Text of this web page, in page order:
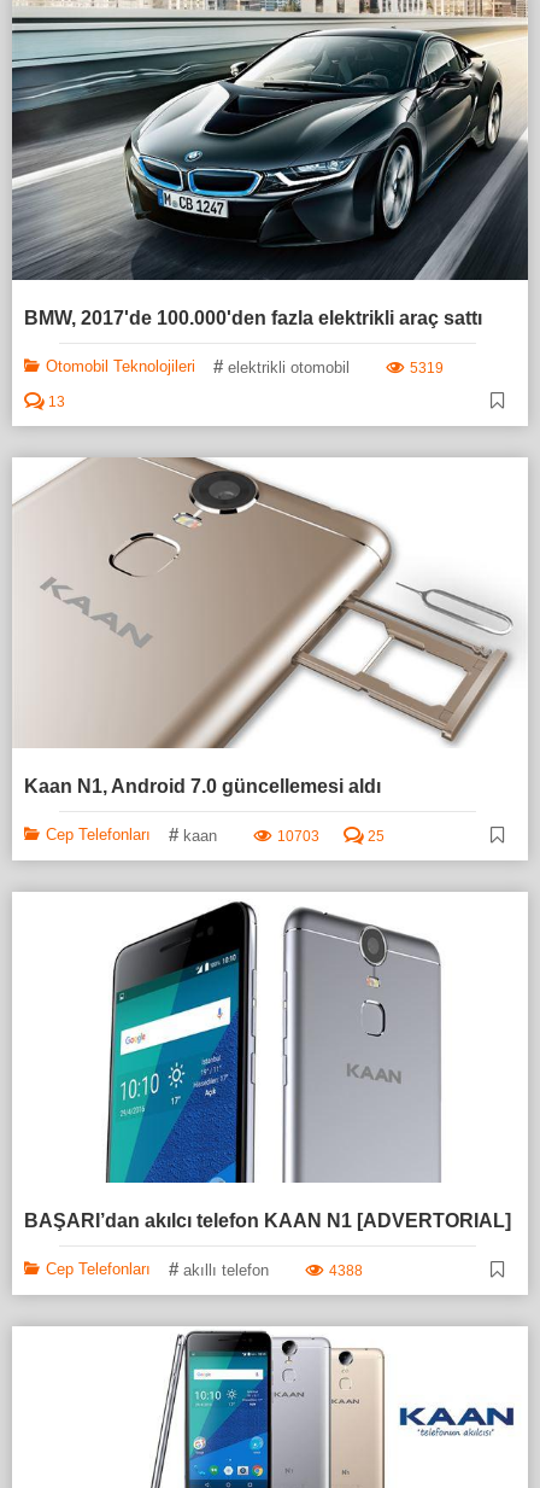
BMW, 2017'de 100.000'den fazla elektrikli araç sattı
Otomobil Teknolojileri # elektrikli otomobil
5319
13
Kaan N1, Android 7.0 güncellemesi aldı
Cep Telefonları # kaan 10703 25
BAŞARI’dan akılcı telefon KAAN N1 [ADVERTORIAL]
Cep Telefonları # akıllı telefon 4388